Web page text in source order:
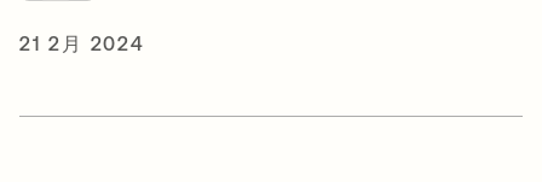
21 2月 2024